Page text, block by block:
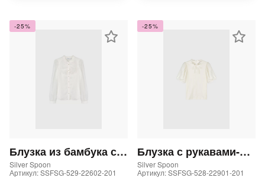
-25%
Блузка из бамбука со струящимися рукавами
Silver Spoon
Артикул: SSFSG-529-22602-201
-25%
Блузка с рукавами-фонариками
Silver Spoon
Артикул: SSFSG-528-22901-201